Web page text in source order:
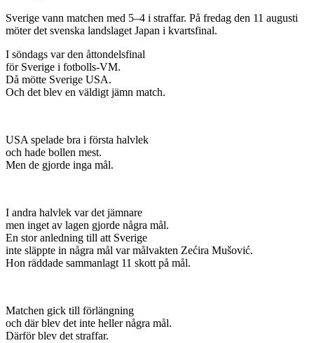
Sverige vann matchen med 5–4 i straffar. På fredag den 11 augusti
möter det svenska landslaget Japan i kvartsfinal.
I söndags var den åttondelsfinal
för Sverige i fotbolls-VM.
Då mötte Sverige USA.
Och det blev en väldigt jämn match.
USA spelade bra i första halvlek
och hade bollen mest.
Men de gjorde inga mål.
I andra halvlek var det jämnare
men inget av lagen gjorde några mål.
En stor anledning till att Sverige
inte släppte in några mål var målvakten Zećira Mušović.
Hon räddade sammanlagt 11 skott på mål.
Matchen gick till förlängning
och där blev det inte heller några mål.
Därför blev det straffar.